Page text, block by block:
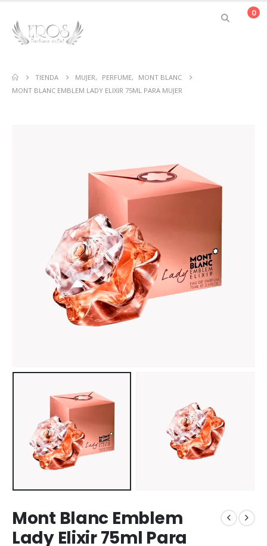
0
TIENDA MUJER, PERFUME,
MONT BLANC
MONT BLANC EMBLEM LADY ELIXIR 75ML PARA MUJER
Mont Blanc Emblem
Lady Elixir 75ml Para